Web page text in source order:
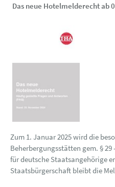
Das neue Hotelmelderecht ab
Zum 1. Januar 2025 wird die
Beherbergungsstätten gem. § 29
für deutsche Staatsangehörige
Staatsbürgerschaft bleibt die